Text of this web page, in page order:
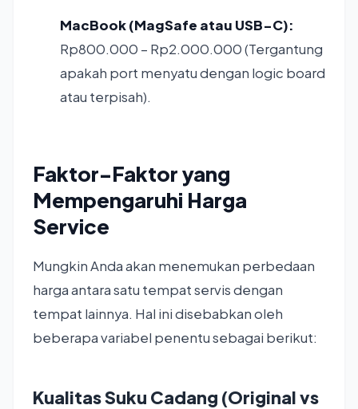
MacBook (MagSafe atau USB-C):
Rp800.000 – Rp2.000.000 (Tergantung
apakah port menyatu dengan logic board
atau terpisah).
Faktor-Faktor yang
Mempengaruhi Harga
Service
Mungkin Anda akan menemukan perbedaan
harga antara satu tempat servis dengan
tempat lainnya. Hal ini disebabkan oleh
beberapa variabel penentu sebagai berikut:
Kualitas Suku Cadang (Original vs